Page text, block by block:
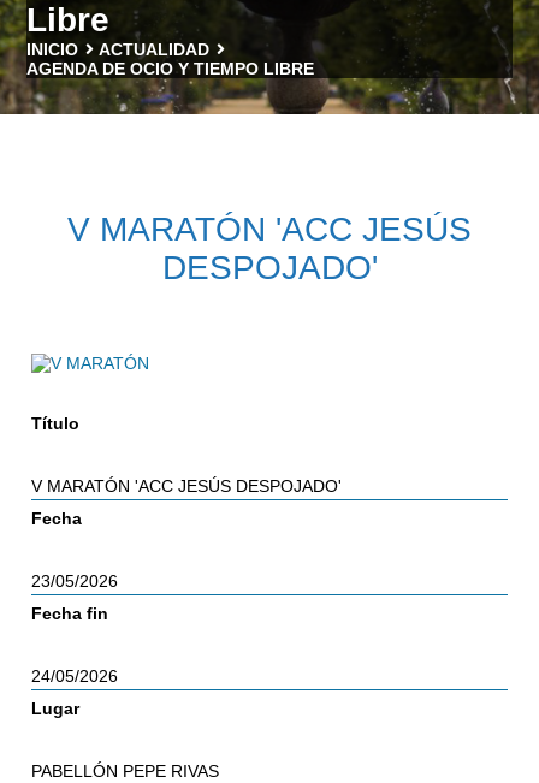
Libre
INICIO
ACTUALIDAD
AGENDA DE OCIO Y TIEMPO LIBRE
V MARATÓN 'ACC JESÚS
DESPOJADO'
Título
V MARATÓN 'ACC JESÚS DESPOJADO'
Fecha
23/05/2026
Fecha fin
24/05/2026
Lugar
PABELLÓN PEPE RIVAS